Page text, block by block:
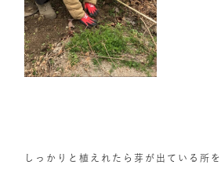
しっかりと植えれたら芽が出ている所